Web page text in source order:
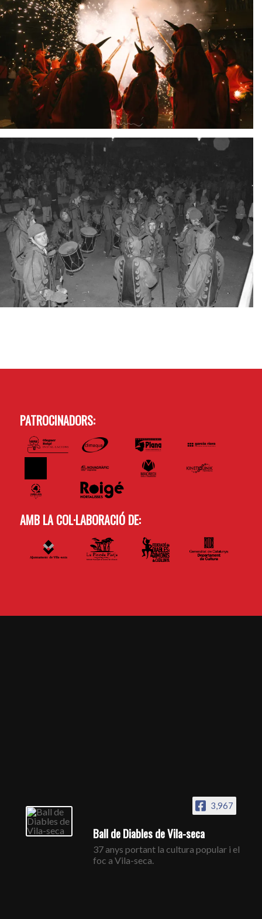
PATROCINADORS:
AMB LA COL·LABORACIÓ DE:
3,967
Ball de Diables de Vila-seca
37 anys portant la cultura popular i el
foc a Vila-seca.